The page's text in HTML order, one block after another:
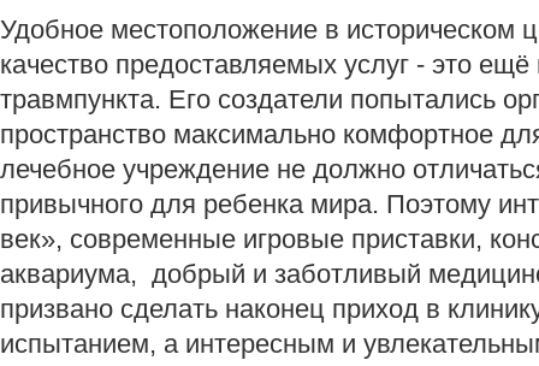
Удобное местоположение в историческом
качество предоставляемых услуг - это
травмпункта. Его создатели попытались
пространство максимально комфортное
лечебное учреждение не должно
привычного для ребенка мира. Поэтому
век», современные игровые приставки,
аквариума, добрый и заботливый
призвано сделать наконец приход в
испытанием, а интересным и